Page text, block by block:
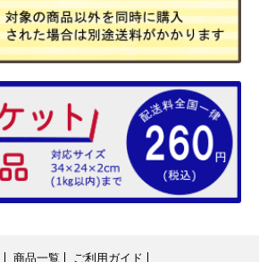
商品一覧 ご利用ガイド